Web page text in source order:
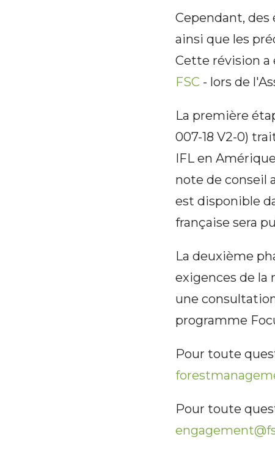
Cependant,
ainsi que les
Cette révision a
FSC - lors de
La première
007-18 V2-0)
IFL en
note de conseil
est disponible
française sera
La deuxième
exigences de la
une
programme
Pour toute
Pour toute